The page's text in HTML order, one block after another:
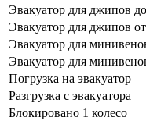
Эвакуатор для джипов
Эвакуатор для джипов
Эвакуатор для
Эвакуатор для
Погрузка на эвакуатор
Разгрузка с эвакуатора
Блокировано 1 колесо